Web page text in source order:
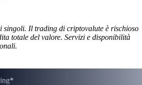
singoli. Il trading di criptovalute è rischioso
totale del valore. Servizi e disponibilità